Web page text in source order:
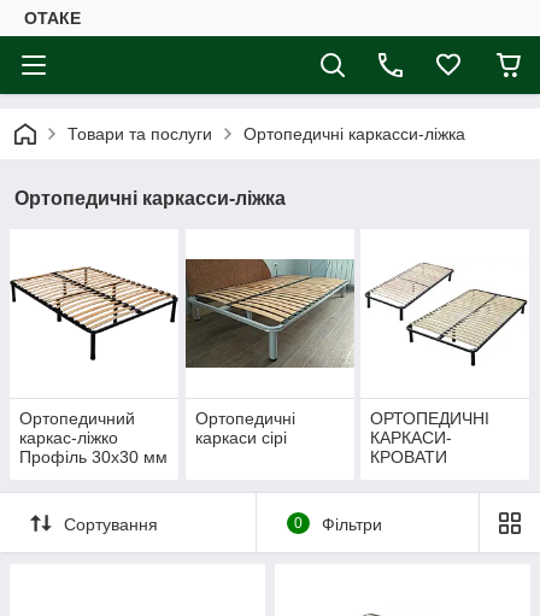
ОТАКЕ
Товари та послуги Ортопедичні каркасси-ліжка
Ортопедичні каркасси-ліжка
Ортопедичний
каркас-ліжко
Профіль 30х30 мм
Ортопедичні
каркаси сірі
ОРТОПЕДИЧНІ
КАРКАСИ-
КРОВАТИ
мм
Сортування
0 Фільтри